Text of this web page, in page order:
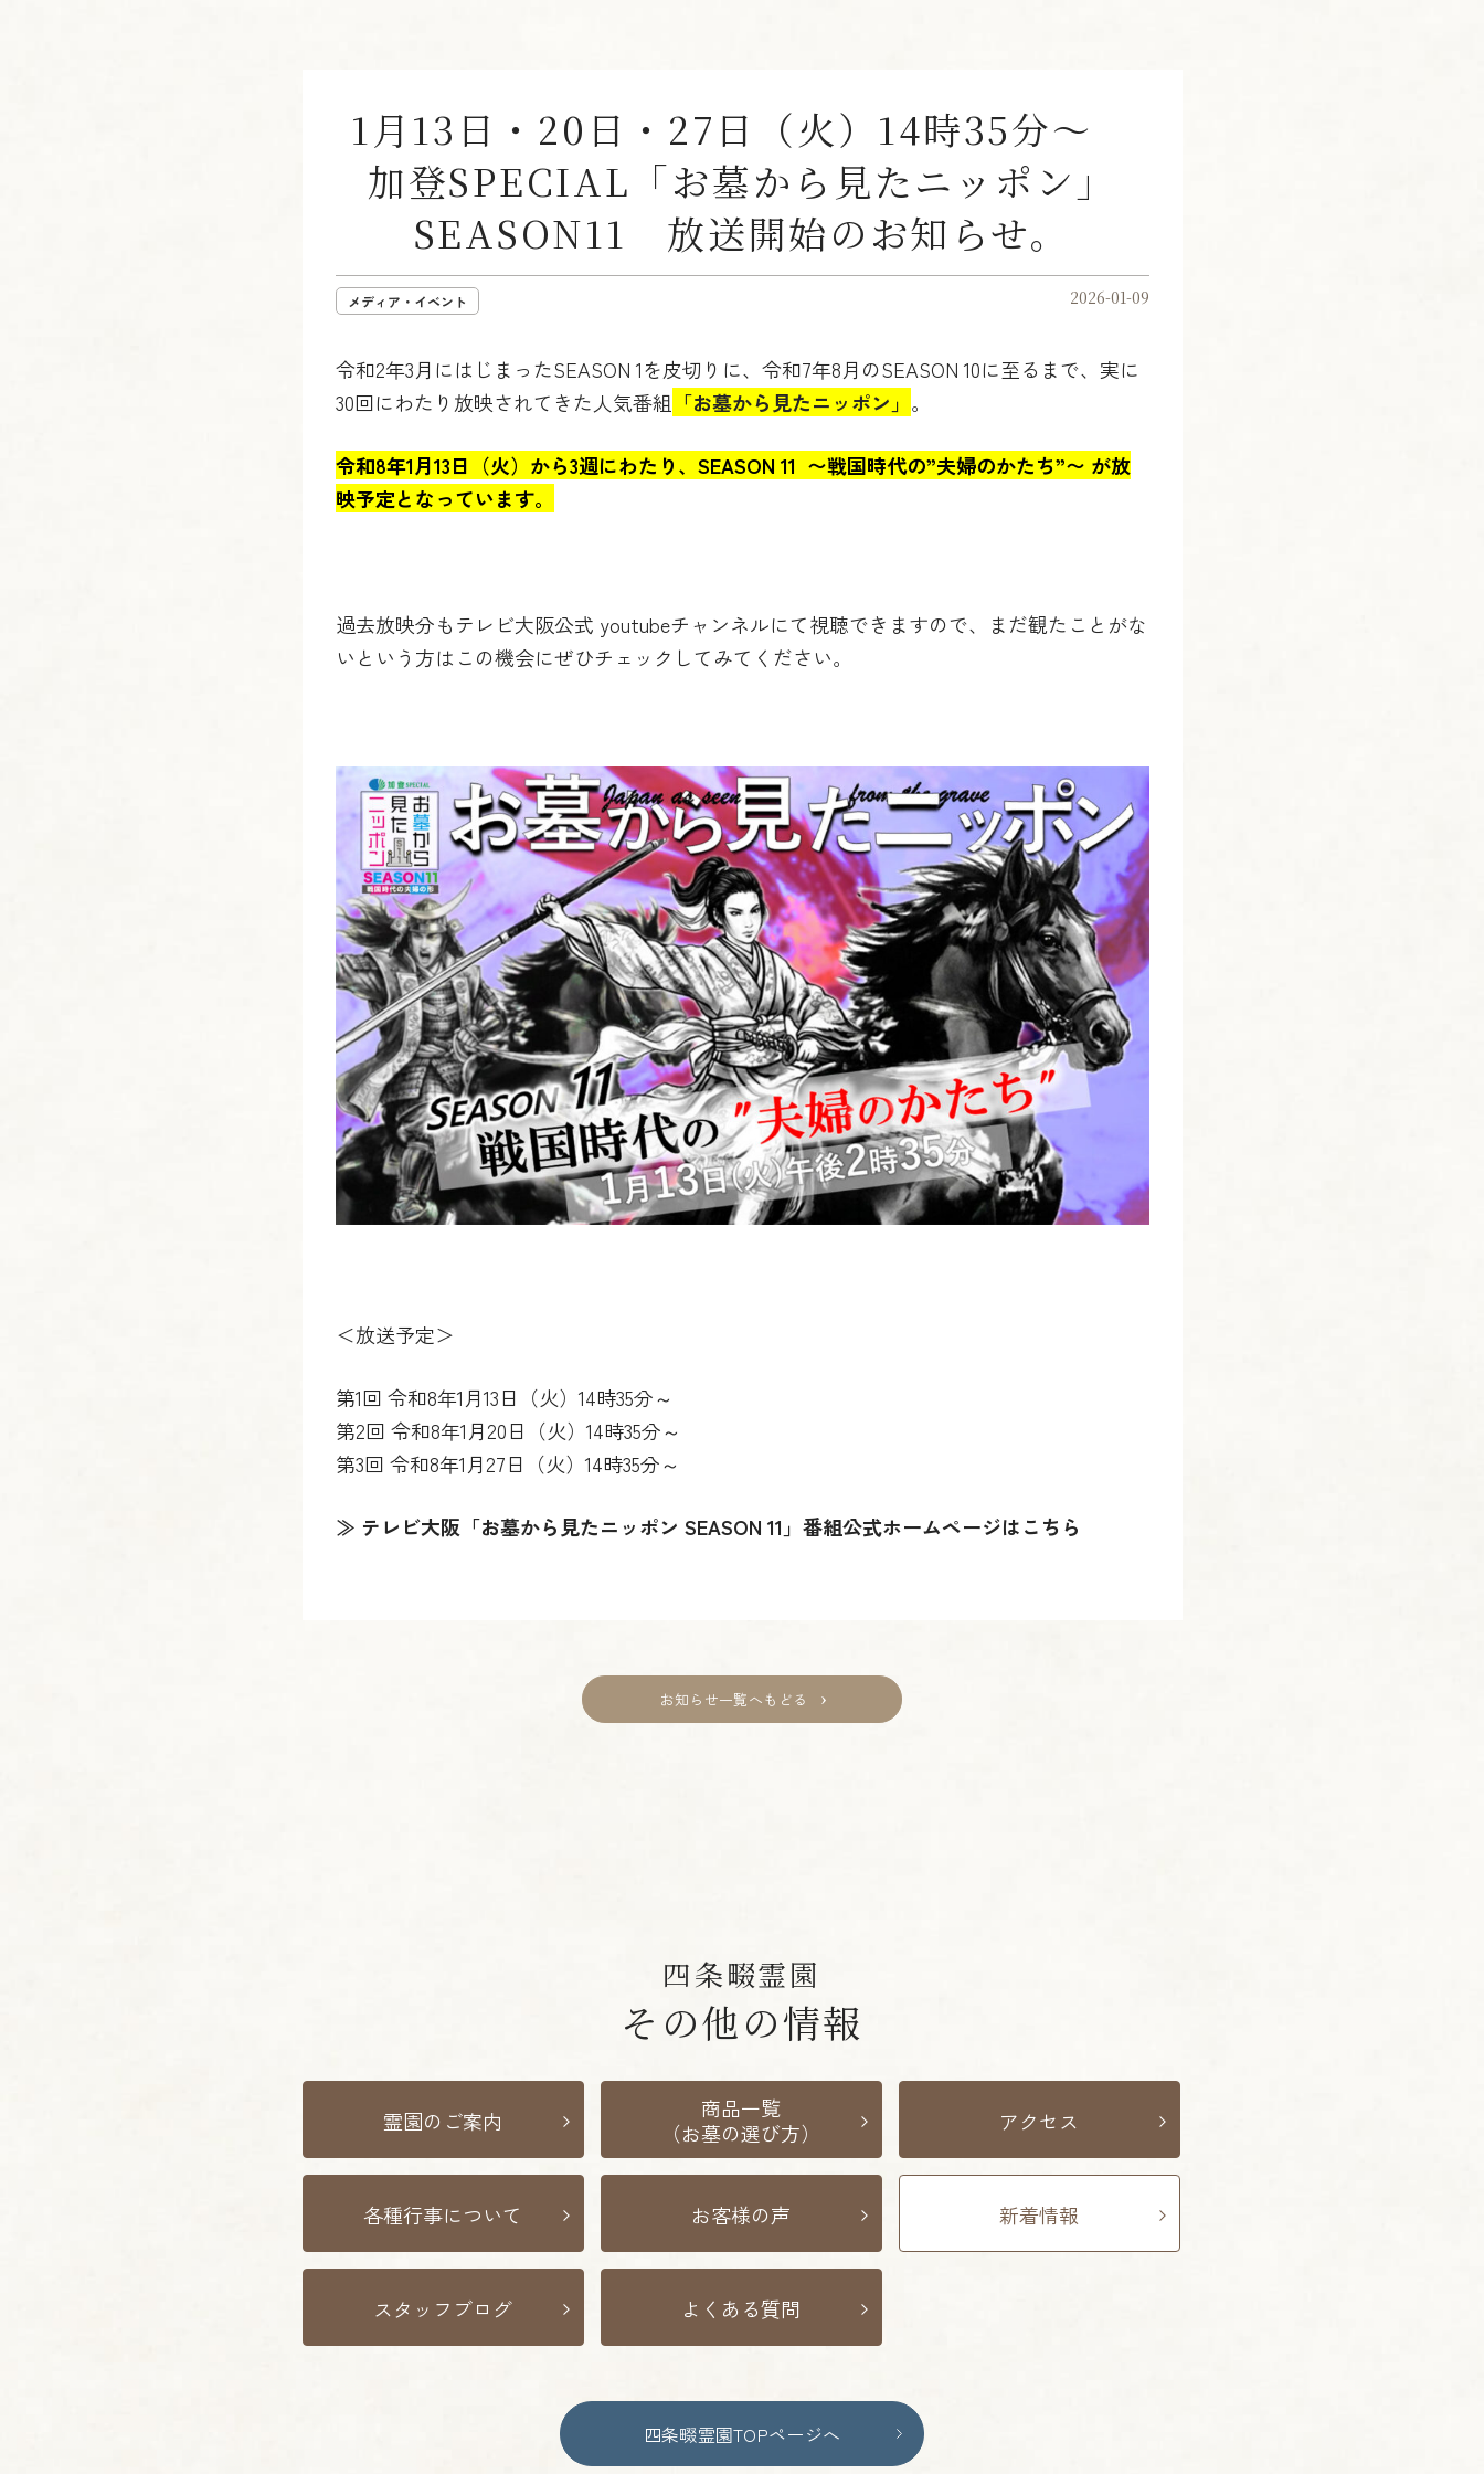
1月13日・20日・27日（火）14時35分～
加登SPECIAL「お墓から見たニッポン」
SEASON11 放送開始のお知らせ。
メディア・イベント 2026-01-09
令和2年3月にはじまったSEASON 1を皮切りに、令和7年8月のSEASON 10に至るまで、実に
30回にわたり放映されてきた人気番組 「お墓から見たニッポン」 。
令和8年1月13日（火）から3週にわたり、SEASON 11 〜戦国時代の”夫婦のかたち”〜 が放
映予定となっています。
過去放映分もテレビ大阪公式 youtubeチャンネルにて視聴できますので、まだ観たことがな
いという方はこの機会にぜひチェックしてみてください。
＜放送予定＞
第1回 令和8年1月13日（火）14時35分～
第2回 令和8年1月20日（火）14時35分～
第3回 令和8年1月27日（火）14時35分～
≫ テレビ大阪「お墓から見たニッポン SEASON 11」番組公式ホームページはこちら
お知らせ一覧へもどる
四条畷霊園
その他の情報
霊園のご案内
商品一覧
（お墓の選び方）
アクセス
各種行事について お客様の声 新着情報
スタッフブログ よくある質問
四条畷霊園TOPページへ